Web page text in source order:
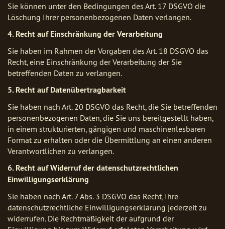
Sie können unter den Bedingungen des Art. 17 DSGVO die
Löschung Ihrer personenbezogenen Daten verlangen.
4. Recht auf Einschränkung der Verarbeitung
Sie haben im Rahmen der Vorgaben des Art. 18 DSGVO das
Recht, eine Einschränkung der Verarbeitung der Sie
betreffenden Daten zu verlangen.
5. Recht auf Datenübertragbarkeit
Sie haben nach Art. 20 DSGVO das Recht, die Sie betreffenden
personenbezogenen Daten, die Sie uns bereitgestellt haben,
in einem strukturierten, gängigen und maschinenlesbaren
Format zu erhalten oder die Übermittlung an einen anderen
Verantwortlichen zu verlangen.
6. Recht auf Widerruf der datenschutzrechtlichen
Einwilligungserklärung
Sie haben nach Art. 7 Abs. 3 DSGVO das Recht, Ihre
datenschutzrechtliche Einwilligungserklärung jederzeit zu
widerrufen. Die Rechtmäßigkeit der aufgrund der